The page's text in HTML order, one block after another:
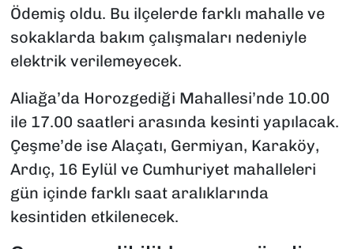
Ödemiş oldu. Bu ilçelerde farklı mahalle ve
sokaklarda bakım çalışmaları nedeniyle
elektrik verilemeyecek.
Aliağa’da Horozgediği Mahallesi’nde 10.00
ile 17.00 saatleri arasında kesinti yapılacak.
Çeşme’de ise Alaçatı, Germiyan, Karaköy,
Ardıç, 16 Eylül ve Cumhuriyet mahalleleri
gün içinde farklı saat aralıklarında
kesintiden etkilenecek.